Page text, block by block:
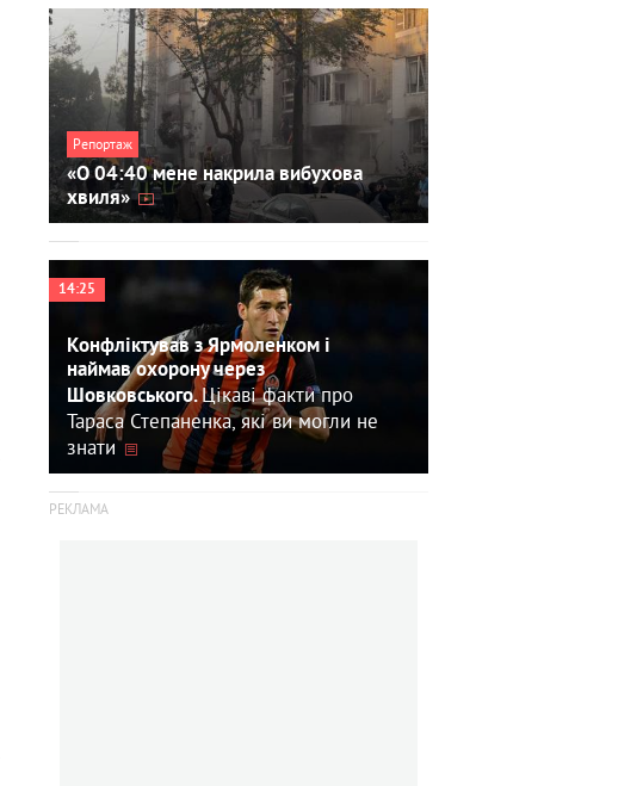
Репортаж
«О 04:40 мене накрила вибухова
хвиля»
14:25
Конфліктував з Ярмоленком і
наймав охорону через
Шовковського.Цікаві факти про
Тараса Степаненка, які ви могли не
знати